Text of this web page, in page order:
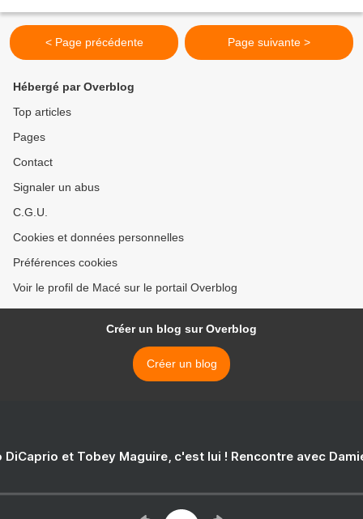
< Page précédente Page suivante >
Hébergé par Overblog
Top articles
Pages
Contact
Signaler un abus
C.G.U.
Cookies et données personnelles
Préférences cookies
Voir le profil de Macé sur le portail Overblog
Créer un blog sur Overblog
Créer un blog
DiCaprio et Tobey Maguire, c'est lui ! Rencontre avec